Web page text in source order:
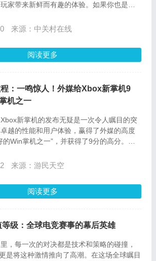
家带来新鲜而有趣的体验。如果你也是恶
如何在ov-sea.com轻松充值的详细步骤。
来源：中关村在线
阅读更多
：一鸣惊人！外媒给Xbox新掌机9
机之一
新掌机的发布无疑是一次令人瞩目的突
越的性能和用户体验，赢得了外媒的高度
Win掌机之一”，并获得了9分的高分。与
部分。本文将为您详细介绍如何在ov-
、便捷地享受快手平台带来的无限乐趣。
来源：游民天空
阅读更多
级：全球电竞赛事的幕后英雄
，每一次的对决都是技术和策略的碰撞，
是将这种激情推向了高潮。在这场全球瞩目